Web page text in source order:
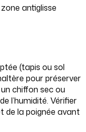
antiglisse
(tapis ou sol
pour préserver
chiffon sec ou
l’humidité. Vérifier
de la poignée avant